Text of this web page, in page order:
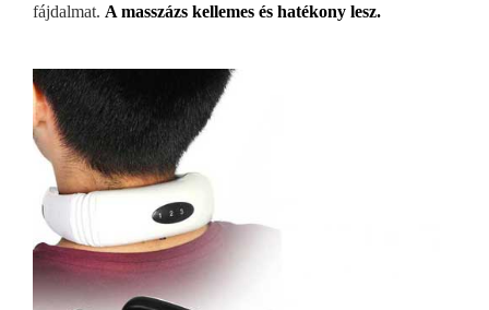
fájdalmat. A masszázs kellemes és hatékony lesz.